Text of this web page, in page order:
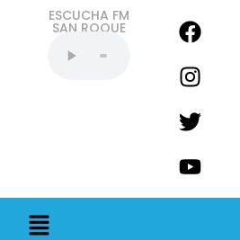
ESCUCHA FM
SAN ROQUE